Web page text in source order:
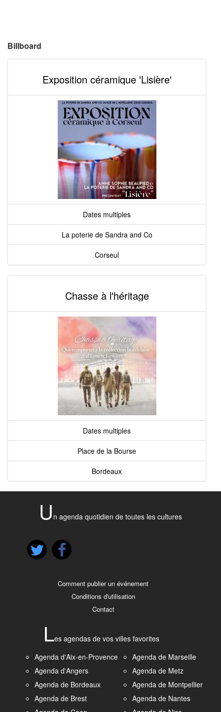
Billboard
Exposition céramique 'Lisière'
Dates multiples
La poterie de Sandra and Co
Corseul
Chasse à l'héritage
Dates multiples
Place de la Bourse
Bordeaux
U n agenda quotidien de toutes les cultures
Comment publier un événement
Conditions d'utilisation
Contact
Les agendas de vos villes favorites
Agenda d'Aix-en-Provence
Agenda d'Angers
Agenda de Bordeaux
Agenda de Brest
Agenda de Marseille
Agenda de Metz
Agenda de Montpellier
Agenda de Nantes